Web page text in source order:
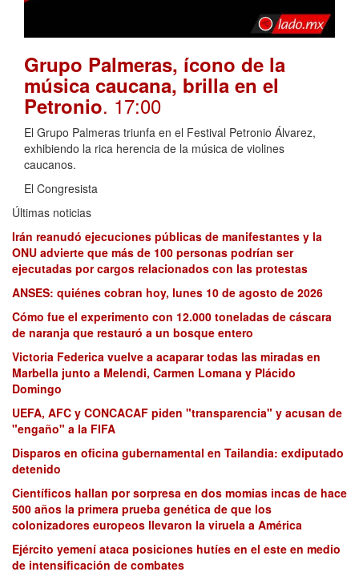
Grupo Palmeras, ícono de la
música caucana, brilla en el
Petronio. 17:00
El Grupo Palmeras triunfa en el Festival Petronio Álvarez,
exhibiendo la rica herencia de la música de violines
caucanos.
El Congresista
Últimas noticias
Irán reanudó ejecuciones públicas de manifestantes y la
ONU advierte que más de 100 personas podrían ser
ejecutadas por cargos relacionados con las protestas
ANSES: quiénes cobran hoy, lunes 10 de agosto de 2026
Cómo fue el experimento con 12.000 toneladas de cáscara
de naranja que restauró a un bosque entero
Victoria Federica vuelve a acaparar todas las miradas en
Marbella junto a Melendi, Carmen Lomana y Plácido
Domingo
UEFA, AFC y CONCACAF piden "transparencia" y acusan de
"engaño" a la FIFA
Disparos en oficina gubernamental en Tailandia: exdiputado
detenido
Científicos hallan por sorpresa en dos momias incas de hace
500 años la primera prueba genética de que los
colonizadores europeos llevaron la viruela a América
Ejército yemení ataca posiciones hutíes en el este en medio
de intensificación de combates